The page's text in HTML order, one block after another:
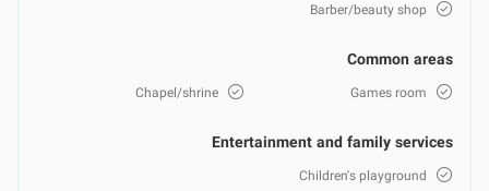
Barber/beauty shop
Common areas
Games room
Chapel/shrine
Entertainment and family services
Children's playground